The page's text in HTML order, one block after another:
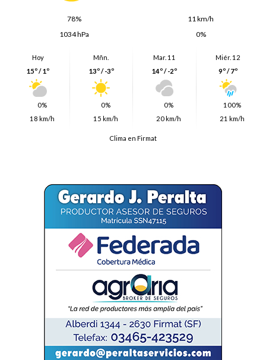
78%
11 km/h
1034 hPa
0%
Hoy
15º / 1º
0%
18 km/h
Mñn.
13º / -3º
0%
15 km/h
Mar. 11
14º / -2º
0%
20 km/h
Miér. 12
9º / 7º
100%
21 km/h
Clima en Firmat